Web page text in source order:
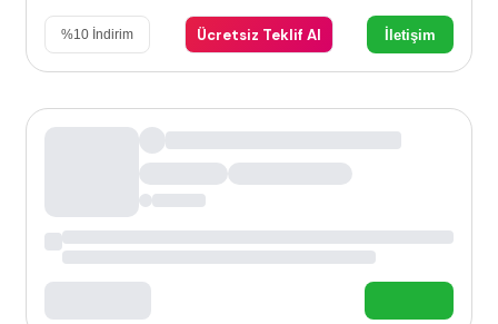
%10 İndirim Ücretsiz Teklif Al İletişim